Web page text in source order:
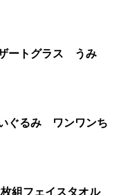
コぐんだん デザートグラス うみ
ぐるみ ワンワンち
組フェイスタオル